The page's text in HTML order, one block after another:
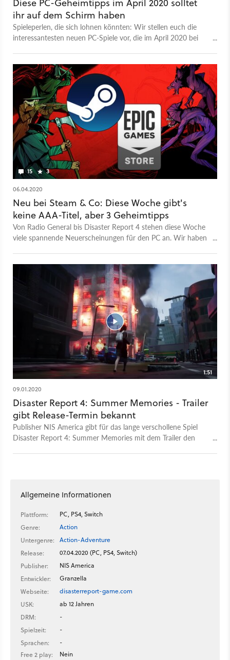
Diese PC-Geheimtipps im April 2020 solltet
ihr auf dem Schirm haben
Spieleperlen, die sich lohnen könnten: Wir stellen euch die
interessantesten neuen PC-Spiele vor, die im April 2020 bei
15 3
06.04.2020
Neu bei Steam & Co: Diese Woche gibt's
keine AAA-Titel, aber 3 Geheimtipps
Von Radio General bis Disaster Report 4 stehen diese Woche
viele spannende Neuerscheinungen für den PC an. Wir haben
1:51
09.01.2020
Disaster Report 4: Summer Memories - Trailer
gibt Release-Termin bekannt
Publisher NIS America gibt für das lange verschollene Spiel
Disaster Report 4: Summer Memories mit dem Trailer den
Entscheidungen im Vodergrund.
Allgemeine Informationen
Plattform:
PC, PS4, Switch
Genre:
Action
Untergenre:
Action-Adventure
Release:
07.04.2020 (PC, PS4, Switch)
Publisher:
NIS America
Entwickler:
Granzella
Webseite:
disasterreport-game.com
USK:
ab 12 Jahren
DRM:
-
Spielzeit:
-
Sprachen:
-
Free 2 play:
Nein